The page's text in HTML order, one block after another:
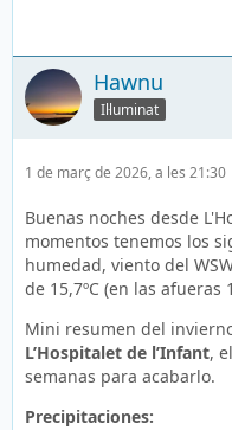
Hawnu
Il·luminat
1 de març de 2026, a les 21:30
Buenas noches desde
momentos tenemos los
humedad, viento del
de 15,7ºC (en las afueras
Mini resumen del
L’Hospitalet de l’Infant,
semanas para acabarlo.
Precipitaciones: